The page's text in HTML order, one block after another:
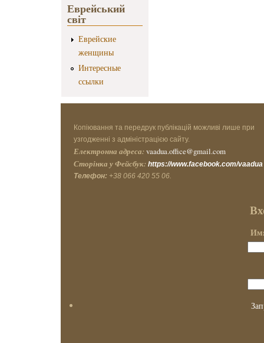
Еврейський
світ
Еврейские
женщины
Интересные
ссылки
Копіювання та передрук публікацій можливі лише при
узгодженні з адміністрацією сайту.
Електронна адреса: vaadua.office@gmail.com
Сторінка у Фейсбук: https://www.facebook.com/vaadua
Телефон: +38 066 420 55 06.